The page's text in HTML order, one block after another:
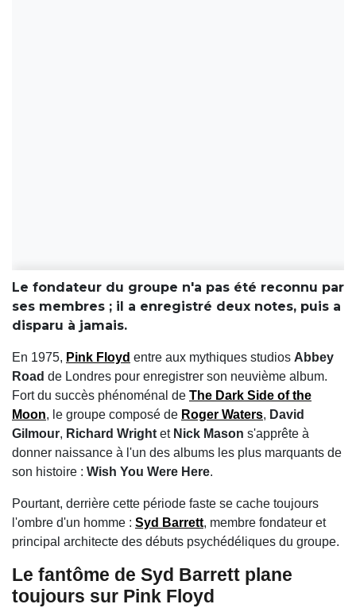
Le fondateur du groupe n'a pas été reconnu par
ses membres ; il a enregistré deux notes, puis a
disparu à jamais.
En 1975, Pink Floyd entre aux mythiques studios Abbey
Road de Londres pour enregistrer son neuvième album.
Fort du succès phénoménal de The Dark Side of the
Moon, le groupe composé de Roger Waters, David
Gilmour, Richard Wright et Nick Mason s'apprête à
donner naissance à l'un des albums les plus marquants de
son histoire : Wish You Were Here.
Pourtant, derrière cette période faste se cache toujours
l'ombre d'un homme : Syd Barrett, membre fondateur et
principal architecte des débuts psychédéliques du groupe.
Le fantôme de Syd Barrett plane
toujours sur Pink Floyd